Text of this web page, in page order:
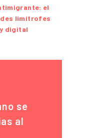
el
limítrofes
digital
se
al